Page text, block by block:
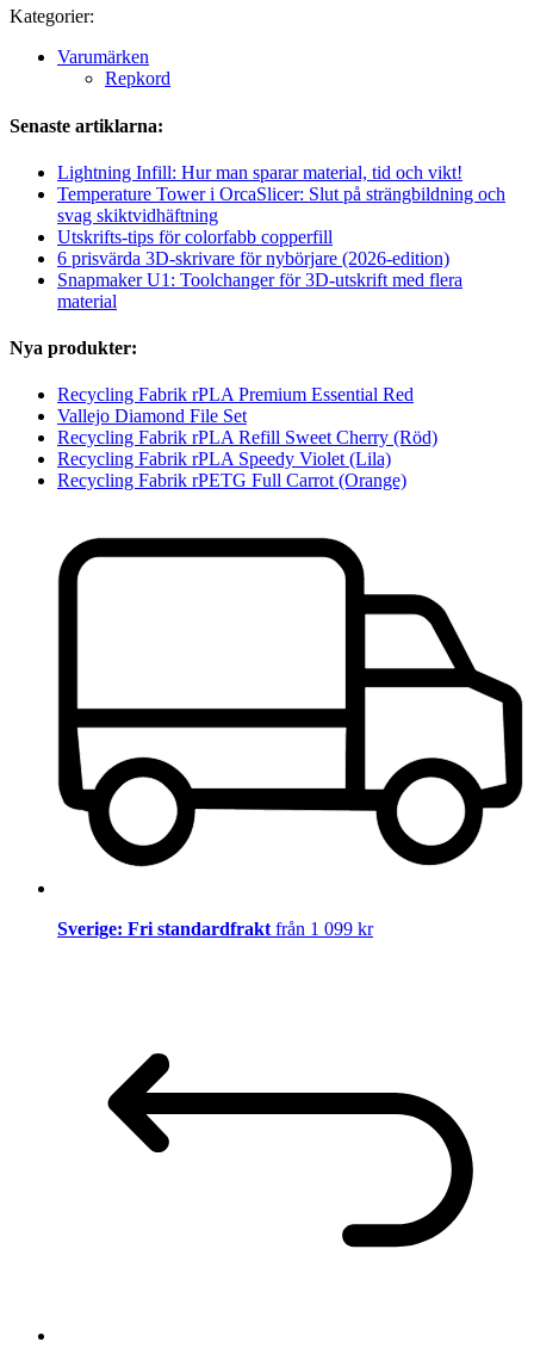
Kategorier:
Varumärken
Repkord
Senaste artiklarna:
Lightning Infill: Hur man sparar material, tid och vikt!
Temperature Tower i OrcaSlicer: Slut på strängbildning och
svag skiktvidhäftning
Utskrifts-tips för colorfabb copperfill
6 prisvärda 3D-skrivare för nybörjare (2026-edition)
Snapmaker U1: Toolchanger för 3D-utskrift med flera
material
Nya produkter:
Recycling Fabrik rPLA Premium Essential Red
Vallejo Diamond File Set
Recycling Fabrik rPLA Refill Sweet Cherry (Röd)
Recycling Fabrik rPLA Speedy Violet (Lila)
Recycling Fabrik rPETG Full Carrot (Orange)
Sverige: Fri standardfrakt från 1 099 kr